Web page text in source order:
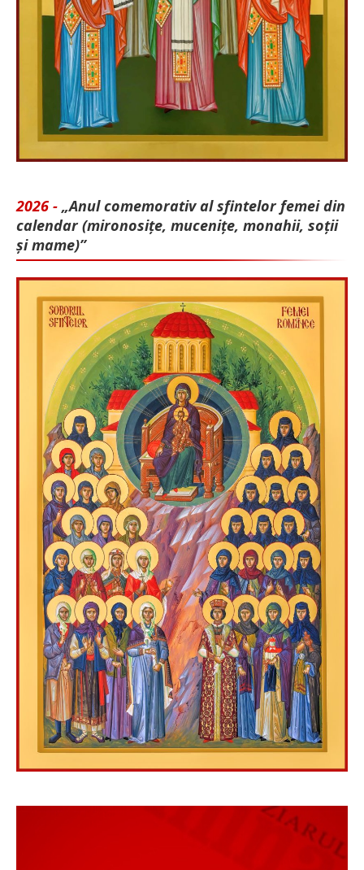
2026 - „Anul comemorativ al sfintelor femei din
calendar (mironosițe, mu­cenițe, monahii, soții
și mame)”